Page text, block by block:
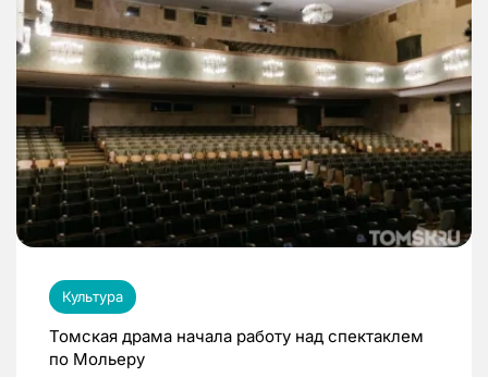
Культура
Томская драма начала работу над спектаклем
по Мольеру